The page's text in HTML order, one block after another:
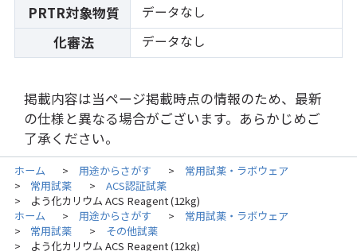
PRTR対象物質 データなし
化審法 データなし
掲載内容は当ページ掲載時点の情報のため、最新
の仕様と異なる場合がございます。あらかじめご
了承ください。
ホーム > 用途からさがす > 常用試薬・ラボウェア
> 常用試薬 > ACS認証試薬
>
よう化カリウム ACS Reagent (12kg)
ホーム
> 用途からさがす > 常用試薬・ラボウェア
> 常用試薬 > その他試薬
> よう化カリウム ACS Reagent (12kg)